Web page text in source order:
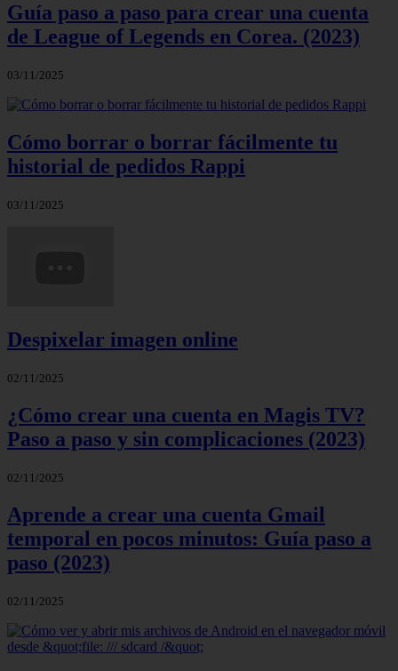
Guía paso a paso para crear una cuenta
de League of Legends en Corea. (2023)
03/11/2025
Cómo borrar o borrar fácilmente tu
historial de pedidos Rappi
03/11/2025
Despixelar imagen online
02/11/2025
¿Cómo crear una cuenta en Magis TV?
Paso a paso y sin complicaciones (2023)
02/11/2025
Aprende a crear una cuenta Gmail
temporal en pocos minutos: Guía paso a
paso (2023)
02/11/2025